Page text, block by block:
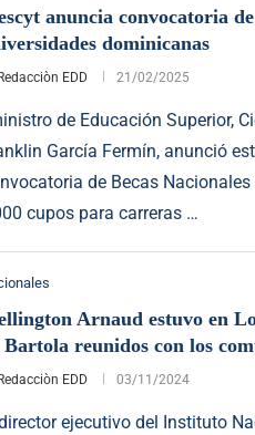
anuncia convocatoria
dominicanas
EDD 21/02/2025
de Educación Superior,
García Fermín, anunció
de Becas
cupos para carreras …
Arnaud estuvo en
Bartola reunidos con los
EDD 03/11/2024
ejecutivo del Instituto